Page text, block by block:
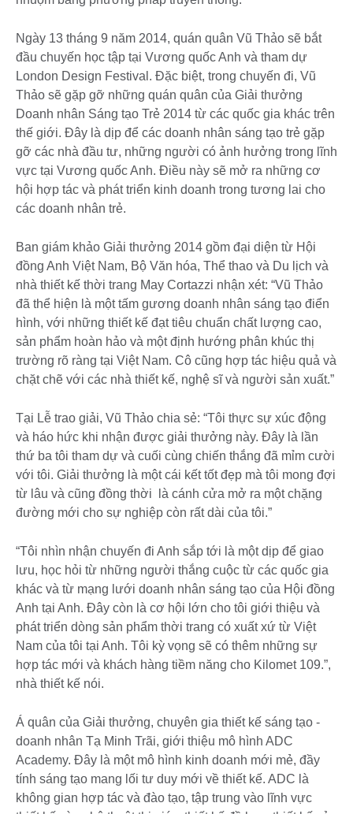
Ngày 13 tháng 9 năm 2014, quán quân Vũ Thảo sẽ bắt
đầu chuyến học tập tại Vương quốc Anh và tham dự
London Design Festival. Đặc biệt, trong chuyến đi, Vũ
Thảo sẽ gặp gỡ những quán quân của Giải thưởng
Doanh nhân Sáng tạo Trẻ 2014 từ các quốc gia khác trên
thế giới. Đây là dịp để các doanh nhân sáng tạo trẻ gặp
gỡ các nhà đầu tư, những người có ảnh hưởng trong lĩnh
vực tại Vương quốc Anh. Điều này sẽ mở ra những cơ
hội hợp tác và phát triển kinh doanh trong tương lai cho
các doanh nhân trẻ.
Ban giám khảo Giải thưởng 2014 gồm đại diện từ Hội
đồng Anh Việt Nam, Bộ Văn hóa, Thể thao và Du lịch và
nhà thiết kế thời trang May Cortazzi nhận xét: “Vũ Thảo
đã thể hiện là một tấm gương doanh nhân sáng tạo điển
hình, với những thiết kế đạt tiêu chuẩn chất lượng cao,
sản phẩm hoàn hảo và một định hướng phân khúc thị
trường rõ ràng tại Việt Nam. Cô cũng hợp tác hiệu quả và
chặt chẽ với các nhà thiết kế, nghệ sĩ và người sản xuất.”
Tại Lễ trao giải, Vũ Thảo chia sẻ: “Tôi thực sự xúc động
và háo hức khi nhận được giải thưởng này. Đây là lần
thứ ba tôi tham dự và cuối cùng chiến thắng đã mỉm cười
với tôi. Giải thưởng là một cái kết tốt đẹp mà tôi mong đợi
từ lâu và cũng đồng thời là cánh cửa mở ra một chặng
đường mới cho sự nghiệp còn rất dài của tôi.”
“Tôi nhìn nhận chuyến đi Anh sắp tới là một dịp để giao
lưu, học hỏi từ những người thắng cuộc từ các quốc gia
khác và từ mạng lưới doanh nhân sáng tạo của Hội đồng
Anh tại Anh. Đây còn là cơ hội lớn cho tôi giới thiệu và
phát triển dòng sản phẩm thời trang có xuất xứ từ Việt
Nam của tôi tại Anh. Tôi kỳ vọng sẽ có thêm những sự
hợp tác mới và khách hàng tiềm năng cho Kilomet 109.”,
nhà thiết kế nói.
Á quân của Giải thưởng, chuyên gia thiết kế sáng tạo -
doanh nhân Tạ Minh Trãi, giới thiệu mô hình ADC
Academy. Đây là một mô hình kinh doanh mới mẻ, đầy
tính sáng tạo mang lối tư duy mới về thiết kế. ADC là
không gian hợp tác và đào tạo, tập trung vào lĩnh vực